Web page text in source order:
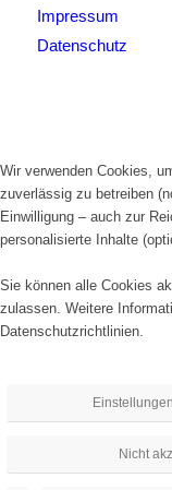
Impressum
Datenschutz
Wir verwenden Cookies,
zuverlässig zu betreiben
Einwilligung – auch zur
personalisierte Inhalte
Sie können alle Cookies
zulassen. Weitere
Datenschutzrichtlinien
Nicht